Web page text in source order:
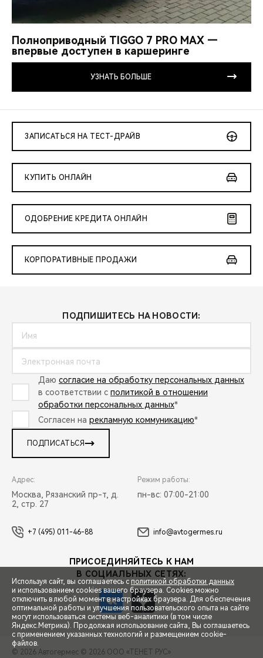
СПЕЦПРЕДЛОЖЕНИЯ
ЗАПИСЬ НА ТЕСТ-ДРАЙВ
Полноприводный TIGGO 7 PRO MAX —
впервые доступен в каршеринге
УЗНАТЬ БОЛЬШЕ
ЗАПИСАТЬСЯ НА ТЕСТ-ДРАЙВ
КУПИТЬ ОНЛАЙН
ОДОБРЕНИЕ КРЕДИТА ОНЛАЙН
КОРПОРАТИВНЫЕ ПРОДАЖИ
ПОДПИШИТЕСЬ НА НОВОСТИ:
Даю согласие на обработку персональных данных
в соответствии с политикой в отношении
обработки персональных данных*
Согласен на рекламную коммуникацию*
ПОДПИСАТЬСЯ
Адрес:
Москва, Рязанский пр-т, д.
2, стр. 27
Режим работы:
пн-вс: 07:00-21:00
+7 (495) 011-46-88 info@avtogermes.ru
ПРИСОЕДИНЯЙТЕСЬ К НАМ
В СОЦИАЛЬНЫХ СЕТЯХ:
© 2026 Автогермес © 2026 ООО «ТЕНЕТ РУС»
Используя сайт, вы соглашаетесь с политикой обработки данных
и использованием cookies вашего браузера. Cookies можно
отключить в любой момент в настройках браузера. Для обеспечения
оптимальной работы и улучшения пользовательского опыта на сайте
могут использоваться системы веб-аналитики (в том числе
Яндекс.Метрика). Продолжая использование сайта, Вы соглашаетесь
с применением указанных технологий и размещением cookie-
файлов.